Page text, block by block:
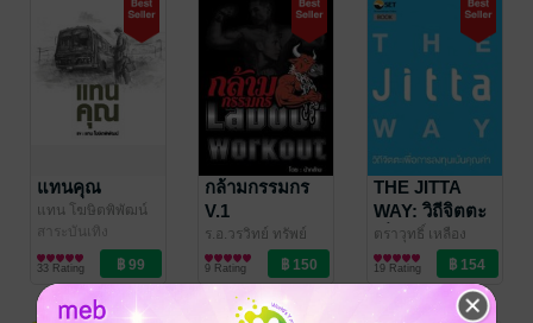
แทนคุณ
แทน โฆษิตพิพัฒน์
สาระบันเทิง
33 Rating
กล้ามกรรมกร
V.1
ร.อ.วรวิทย์ ทรัพย์
เจริญ/ น้ากล้าม
สุขภาพ
9 Rating
THE JITTA
WAY: วิถีจิตตะ
เพื่อการลงทุน
เน้นคุณค่า
ตราวุทธิ์ เหลือง
สมบูรณ์ / The Stock
Exchange of
การเงินการลงทุน
19 Rating